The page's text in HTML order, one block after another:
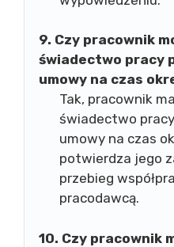
9. Czy pracownik
świadectwo pracy
umowy na czas
Tak, pracownik
świadectwo
umowy na czas
potwierdza jego
przebieg
pracodawcą.
10. Czy pracownik